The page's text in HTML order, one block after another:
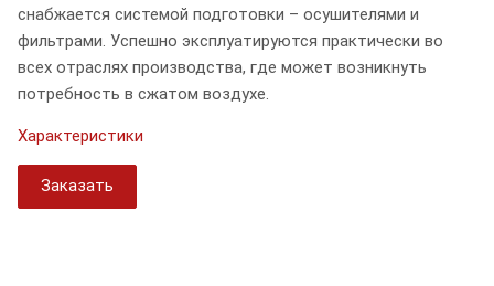
снабжается системой подготовки – осушителями и
фильтрами. Успешно эксплуатируются практически во
всех отраслях производства, где может возникнуть
потребность в сжатом воздухе.
Характеристики
Заказать